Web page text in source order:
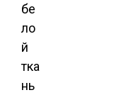
бе
ло
й
тка
нь